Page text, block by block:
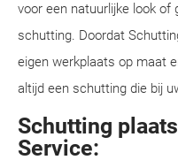
voor een natuurlijke look of
schutting. Doordat
eigen werkplaats op maat
altijd een schutting die bij
Schutting
Service: